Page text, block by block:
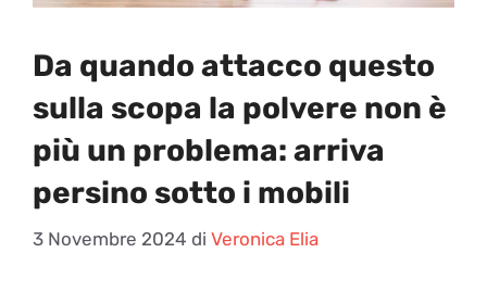
Da quando attacco questo
sulla scopa la polvere non è
più un problema: arriva
persino sotto i mobili
3 Novembre 2024 di Veronica Elia